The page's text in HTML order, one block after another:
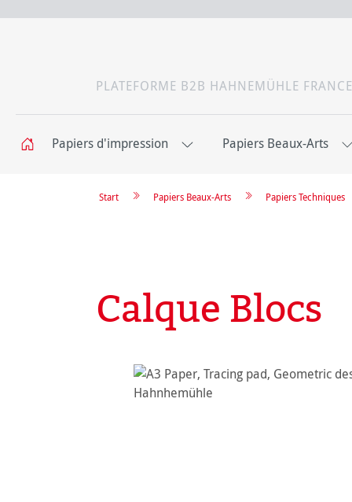
PLATEFORME B2B HAHNEMÜHLE FRANCE
Papiers d'impression Papiers Beaux-Arts
Papiers Techniques
Papiers Beaux-Arts
Start
Calque Blocs
Ignorer la galerie d'images